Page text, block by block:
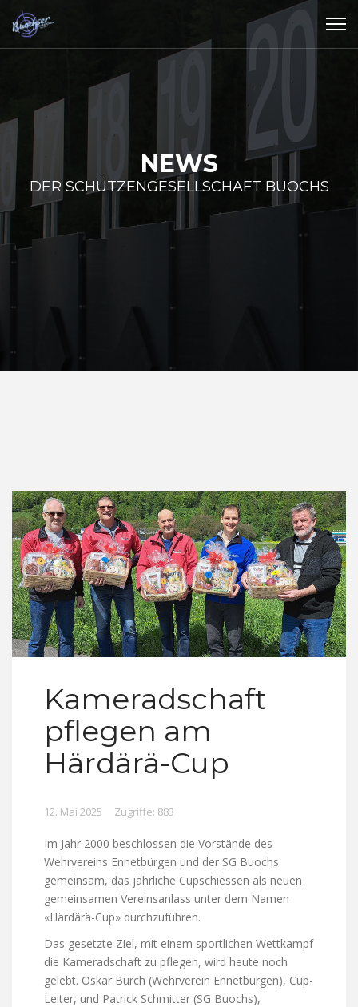
NEWS
DER SCHÜTZENGESELLSCHAFT BUOCHS
Kameradschaft
pflegen am
Härdärä-Cup
12. Mai 2025 Zugriffe: 883
Im Jahr 2000 beschlossen die Vorstände des
Wehrvereins Ennetbürgen und der SG Buochs
gemeinsam, das jährliche Cupschiessen als neuen
gemeinsamen Vereinsanlass unter dem Namen
«Härdärä-Cup» durchzuführen.
Das gesetzte Ziel, mit einem sportlichen Wettkampf
die Kameradschaft zu pflegen, wird heute noch
gelebt. Oskar Burch (Wehrverein Ennetbürgen), Cup-
Leiter, und Patrick Schmit­ter (SG Buochs),